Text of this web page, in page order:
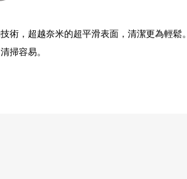
術，超越奈米的超平滑表面，清潔更為輕鬆。
掃容易。